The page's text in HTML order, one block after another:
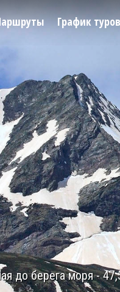
График туров
до берега моря -